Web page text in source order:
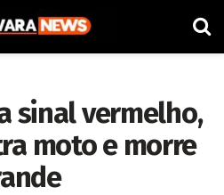
sinal vermelho,
moto e morre